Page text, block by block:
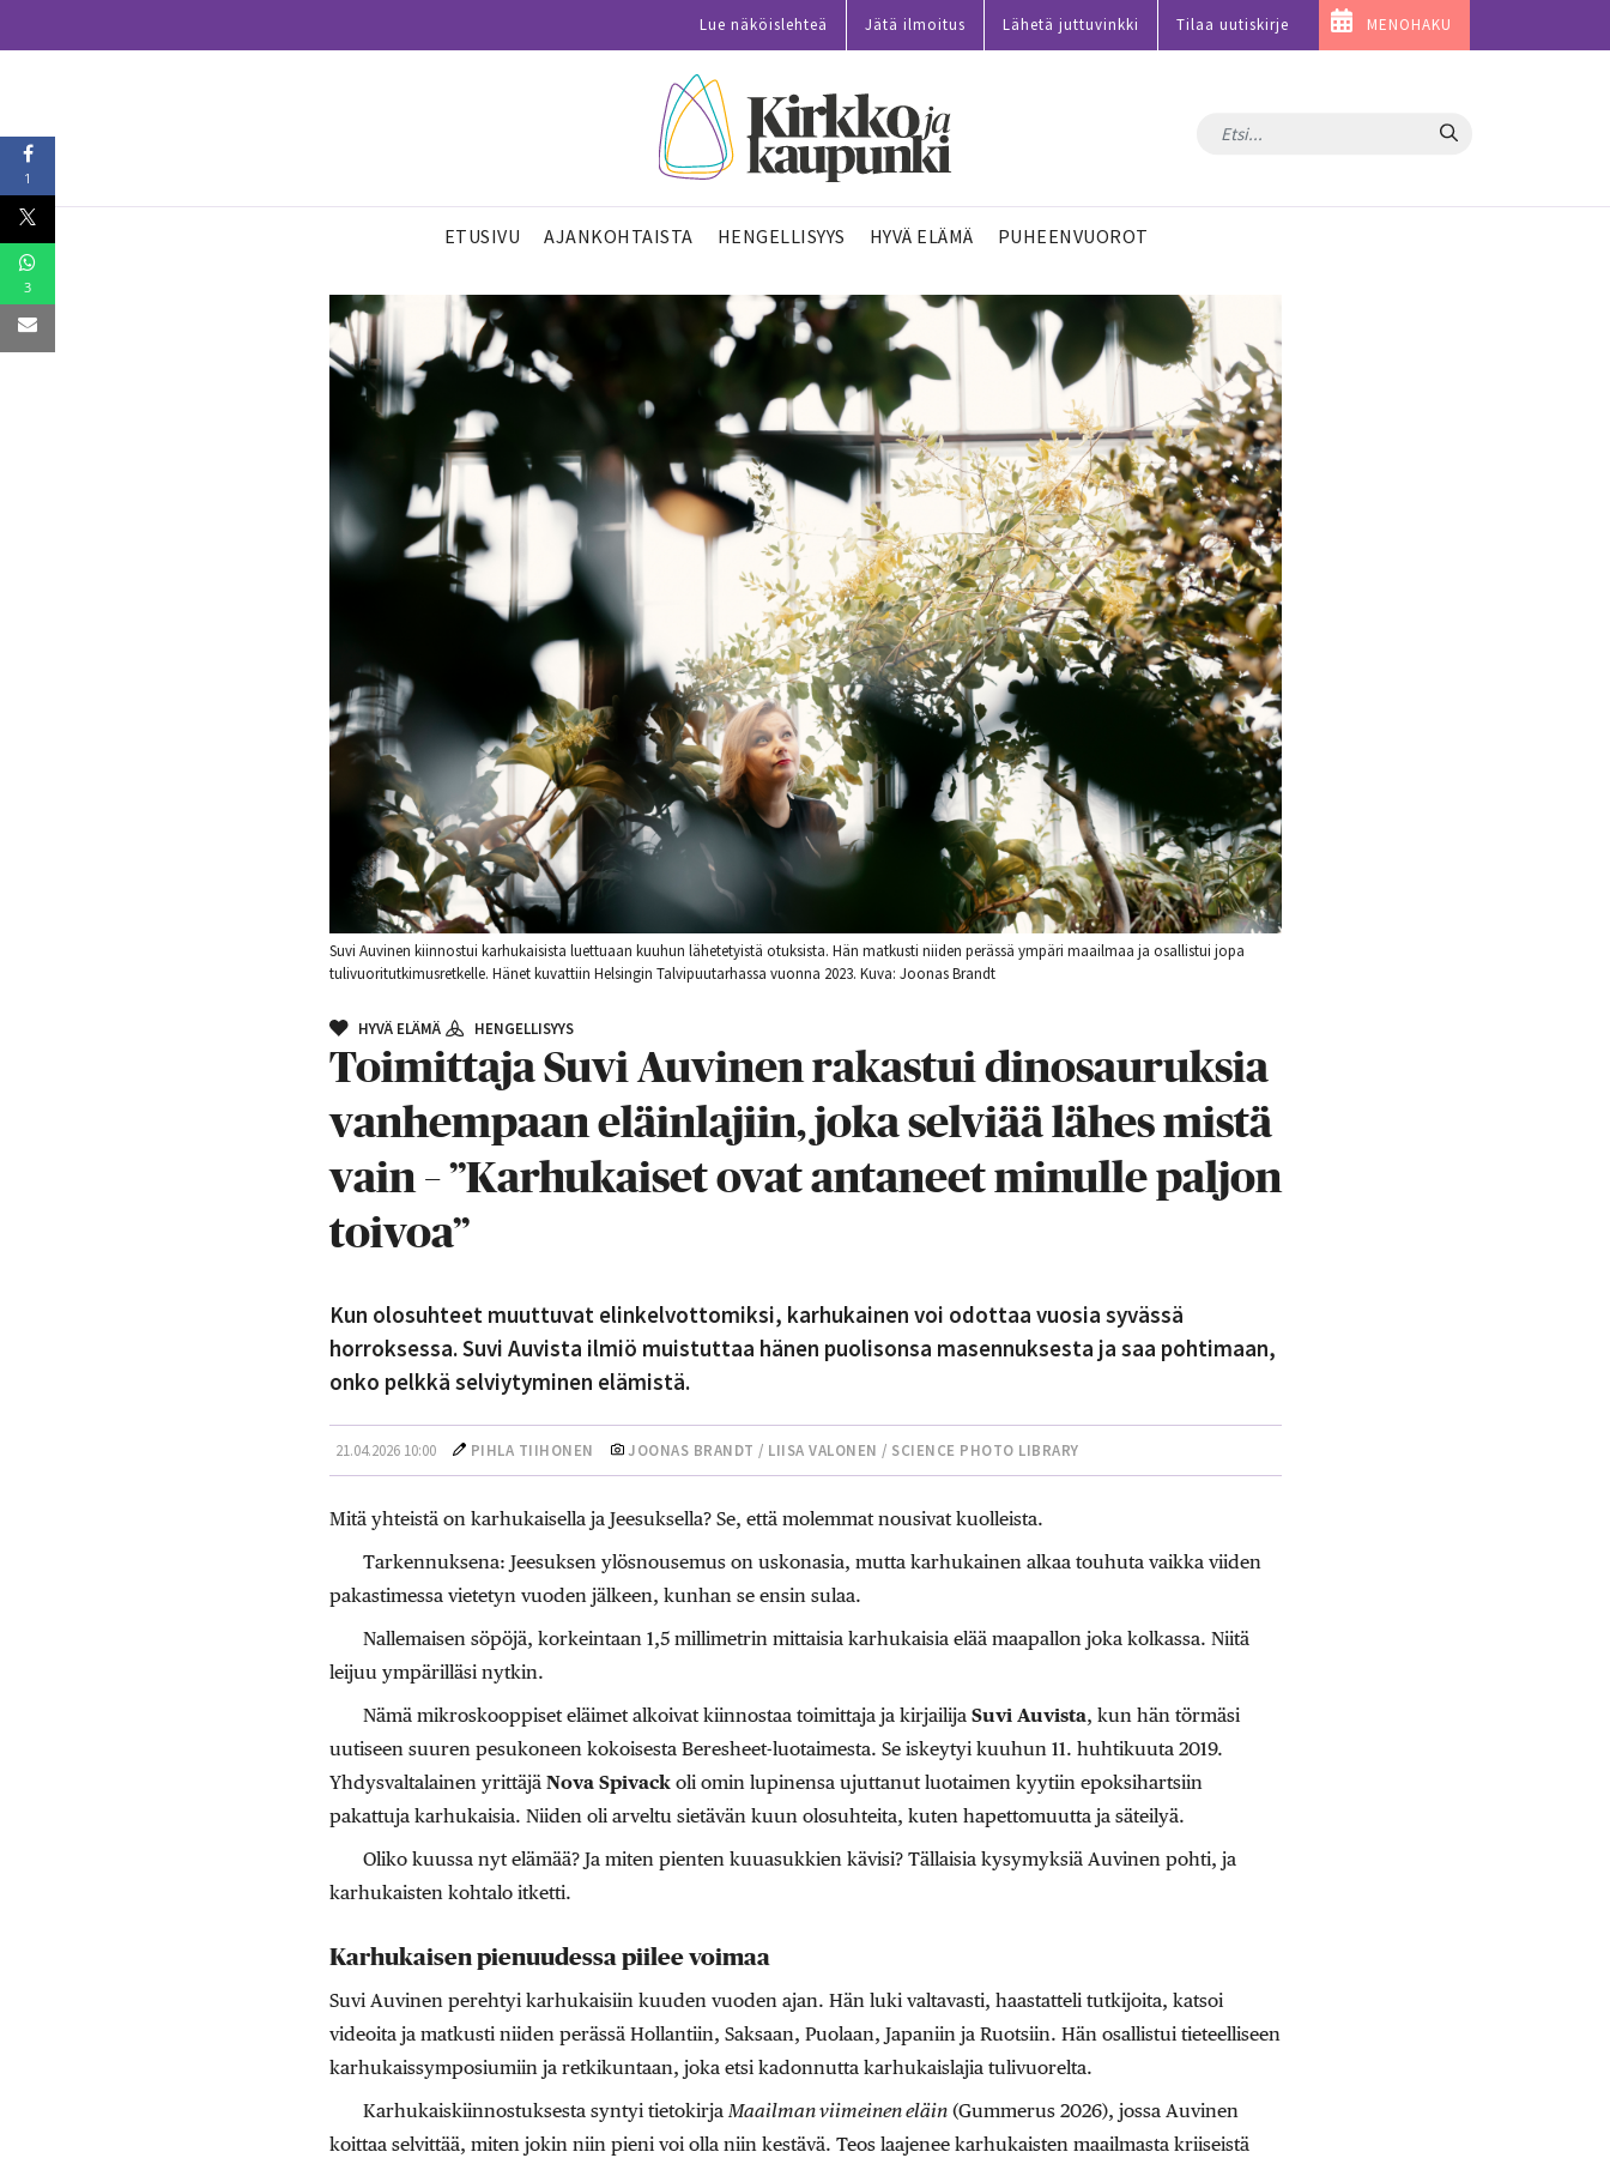
Lue näköislehteä Jätä ilmoitus Lähetä juttuvinkki Tilaa uutiskirje MENOHAKU
Hae
ETUSIVU AJANKOHTAISTA HENGELLISYYS HYVÄ ELÄMÄ PUHEENVUOROT
Suvi Auvinen kiinnostui karhukaisista luettuaan kuuhun lähetetyistä otuksista. Hän matkusti niiden perässä ympäri maailmaa ja osallistui jopa
tulivuoritutkimusretkelle. Hänet kuvattiin Helsingin Talvipuutarhassa vuonna 2023. Kuva: Joonas Brandt
HYVÄ ELÄMÄ HENGELLISYYS
Toimittaja Suvi Auvinen rakastui dinosauruksia
vanhempaan eläinlajiin, joka selviää lähes mistä
vain – ”Karhukaiset ovat antaneet minulle paljon
toivoa”
Kun olosuhteet muuttuvat elinkelvottomiksi, karhukainen voi odottaa vuosia syvässä
horroksessa. Suvi Auvista ilmiö muistuttaa hänen puolisonsa masennuksesta ja saa pohtimaan,
onko pelkkä selviytyminen elämistä.
21.04.2026 10:00 PIHLA TIIHONEN JOONAS BRANDT / LIISA VALONEN / SCIENCE PHOTO LIBRARY
Mitä yhteistä on karhukaisella ja Jeesuksella? Se, että molemmat nousivat kuolleista.
Tarkennuksena: Jeesuksen ylösnousemus on uskonasia, mutta karhukainen alkaa touhuta vaikka viiden
pakastimessa vietetyn vuoden jälkeen, kunhan se ensin sulaa.
Nallemaisen söpöjä, korkeintaan 1,5 millimetrin mittaisia karhukaisia elää maapallon joka kolkassa. Niitä
leijuu ympärilläsi nytkin.
Nämä mikroskooppiset eläimet alkoivat kiinnostaa toimittaja ja kirjailija Suvi Auvista, kun hän törmäsi
uutiseen suuren pesukoneen kokoisesta Beresheet-luotaimesta. Se iskeytyi kuuhun 11. huhtikuuta 2019.
Yhdysvaltalainen yrittäjä Nova Spivackoli omin lupinensa ujuttanut luotaimen kyytiin epoksihartsiin
pakattuja karhukaisia. Niiden oli arveltu sietävän kuun olosuhteita, kuten hapettomuutta ja säteilyä.
Oliko kuussa nyt elämää? Ja miten pienten kuuasukkien kävisi? Tällaisia kysymyksiä Auvinen pohti, ja
karhukaisten kohtalo itketti.
Karhukaisen pienuudessa piilee voimaa
Suvi Auvinen perehtyi karhukaisiin kuuden vuoden ajan. Hän luki valtavasti, haastatteli tutkijoita, katsoi
videoita ja matkusti niiden perässä Hollantiin, Saksaan, Puolaan, Japaniin ja Ruotsiin. Hän osallistui tieteelliseen
karhukaissymposiumiin ja retkikuntaan, joka etsi kadonnutta karhukaislajia tulivuorelta.
Karhukaiskiinnostuksesta syntyi tietokirja Maailman viimeinen eläin(Gummerus 2026), jossa Auvinen
koittaa selvittää, miten jokin niin pieni voi olla niin kestävä. Teos laajenee karhukaisten maailmasta kriiseistä
1
3